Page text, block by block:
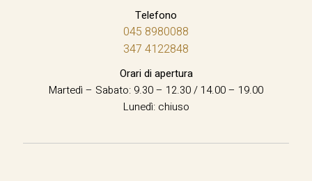
Telefono
045 8980088
347 4122848
Orari di apertura
Martedì – Sabato: 9.30 – 12.30 / 14.00 – 19.00
Lunedì: chiuso